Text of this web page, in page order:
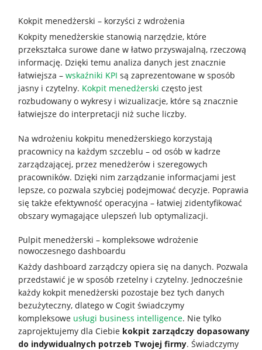
Kokpit menedżerski – korzyści z wdrożenia
Kokpity menedżerskie stanowią narzędzie, które
przekształca surowe dane w łatwo przyswajalną, rzeczową
informację. Dzięki temu analiza danych jest znacznie
łatwiejsza – wskaźniki KPI są zaprezentowane w sposób
jasny i czytelny. Kokpit menedżerski często jest
rozbudowany o wykresy i wizualizacje, które są znacznie
łatwiejsze do interpretacji niż suche liczby.
Na wdrożeniu kokpitu menedżerskiego korzystają
pracownicy na każdym szczeblu – od osób w kadrze
zarządzającej, przez menedżerów i szeregowych
pracowników. Dzięki nim zarządzanie informacjami jest
lepsze, co pozwala szybciej podejmować decyzje. Poprawia
się także efektywność operacyjna – łatwiej zidentyfikować
obszary wymagające ulepszeń lub optymalizacji.
Pulpit menedżerski – kompleksowe wdrożenie
nowoczesnego dashboardu
Każdy dashboard zarządczy opiera się na danych. Pozwala
przedstawić je w sposób rzetelny i czytelny. Jednocześnie
każdy kokpit menedżerski pozostaje bez tych danych
bezużyteczny, dlatego w Cogit świadczymy
kompleksowe usługi business intelligence. Nie tylko
zaprojektujemy dla Ciebie kokpit zarządczy dopasowany
do indywidualnych potrzeb Twojej firmy. Świadczymy